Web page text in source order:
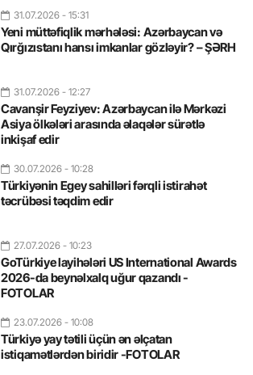
31.07.2026 - 15:31
Yeni müttəfiqlik mərhələsi: Azərbaycan və
Qırğızıstanı hansı imkanlar gözləyir? – ŞƏRH
31.07.2026 - 12:27
Cavanşir Feyziyev: Azərbaycan ilə Mərkəzi
Asiya ölkələri arasında əlaqələr sürətlə
inkişaf edir
30.07.2026 - 10:28
Türkiyənin Egey sahilləri fərqli istirahət
təcrübəsi təqdim edir
27.07.2026 - 10:23
GoTürkiye layihələri US International Awards
2026-da beynəlxalq uğur qazandı -
FOTOLAR
23.07.2026 - 10:08
Türkiyə yay tətili üçün ən əlçatan
istiqamətlərdən biridir -FOTOLAR